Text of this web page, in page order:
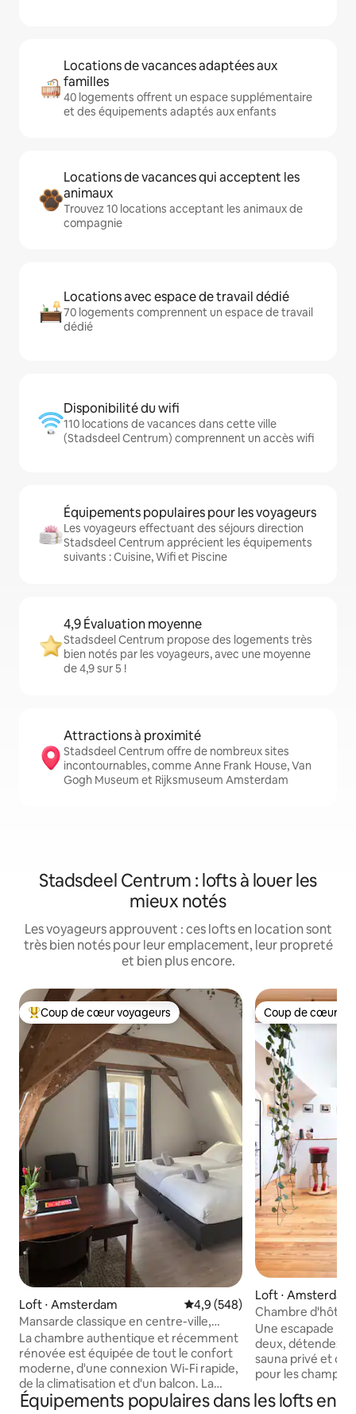
Locations de vacances adaptées aux
familles
40 logements offrent un espace supplémentaire
et des équipements adaptés aux enfants
Locations de vacances qui acceptent les
animaux
Trouvez 10 locations acceptant les animaux de
compagnie
Locations avec espace de travail dédié
70 logements comprennent un espace de travail
dédié
Disponibilité du wifi
110 locations de vacances dans cette ville
(Stadsdeel Centrum) comprennent un accès wifi
Équipements populaires pour les voyageurs
Les voyageurs effectuant des séjours direction
Stadsdeel Centrum apprécient les équipements
suivants : Cuisine, Wifi et Piscine
4,9 Évaluation moyenne
Stadsdeel Centrum propose des logements très
bien notés par les voyageurs, avec une moyenne
de 4,9 sur 5 !
Attractions à proximité
Stadsdeel Centrum offre de nombreux sites
incontournables, comme Anne Frank House, Van
Gogh Museum et Rijksmuseum Amsterdam
Stadsdeel Centrum : lofts à louer les
mieux notés
Les voyageurs approuvent : ces lofts en location sont
très bien notés pour leur emplacement, leur propreté
et bien plus encore.
Coups de cœur voyageurs les plus appréciés
Coup de cœur voyageurs
Loft ⋅ Amsterdam Évaluation moyenne sur la
4,9 (548)
Mansarde classique en centre-ville,
privée | calme | climatisation de luxe
La chambre authentique et récemment
rénovée est équipée de tout le confort
moderne, d'une connexion Wi-Fi rapide,
de la climatisation et d'un balcon. La
chambre est pour 2 personnes, dispose
Coup de cœur
Coup de cœur
Loft ⋅ Amsterdam
Chambre d'hôtes
| Sauna privé et
Une escapade
deux, détendez-
sauna privé et du
pour les
Certains
Équipements populaires dans les lofts en